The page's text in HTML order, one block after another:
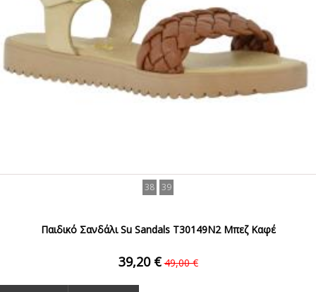
38 39
Παιδικό Σανδάλι Su Sandals T30149N2 Μπεζ Καφέ
39,20 € 49,00 €